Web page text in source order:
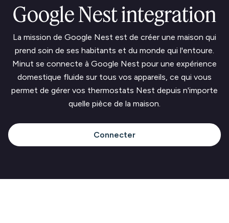
Google Nest integration
La mission de Google Nest est de créer une maison qui
prend soin de ses habitants et du monde qui l'entoure.
Minut se connecte à Google Nest pour une expérience
domestique fluide sur tous vos appareils, ce qui vous
permet de gérer vos thermostats Nest depuis n'importe
quelle pièce de la maison.
Connecter